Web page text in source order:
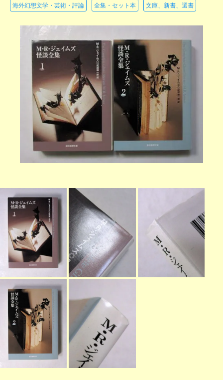
海外幻想文学・芸術・評論 全集・セット本 文庫、新書、選書